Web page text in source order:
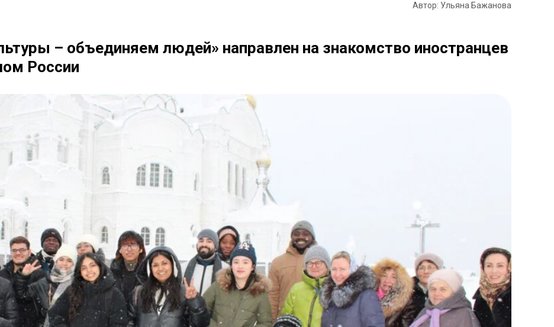
Автор: Ульяна Бажанова
– объединяем людей» направлен на знакомство иностранцев
России